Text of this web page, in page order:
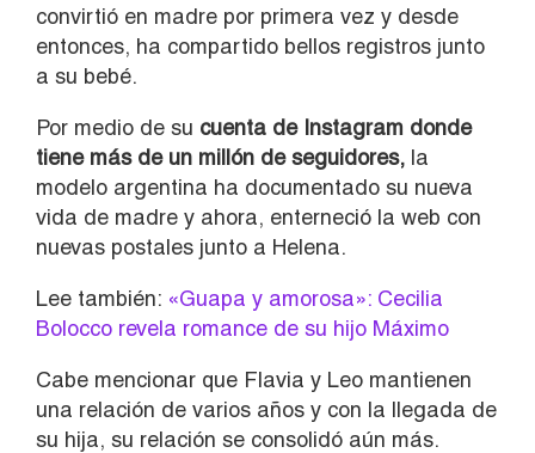
convirtió en madre por primera vez y desde
entonces, ha compartido bellos registros junto
a su bebé.
Por medio de su cuenta de Instagram donde
tiene más de un millón de seguidores, la
modelo argentina ha documentado su nueva
vida de madre y ahora, enterneció la web con
nuevas postales junto a Helena.
Lee también: «Guapa y amorosa»: Cecilia
Bolocco revela romance de su hijo Máximo
Cabe mencionar que Flavia y Leo mantienen
una relación de varios años y con la llegada de
su hija, su relación se consolidó aún más.